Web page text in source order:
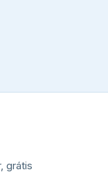
grátis